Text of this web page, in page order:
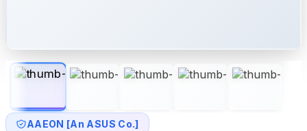
AAEON [An ASUS Co.]